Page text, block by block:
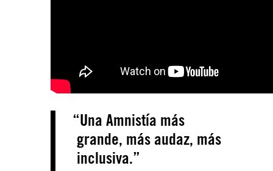
Una Amnistía más
grande, más audaz, más
inclusiva.